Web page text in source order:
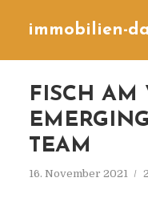
immobilien-
FISCH AM
TEAM
16. November 2021